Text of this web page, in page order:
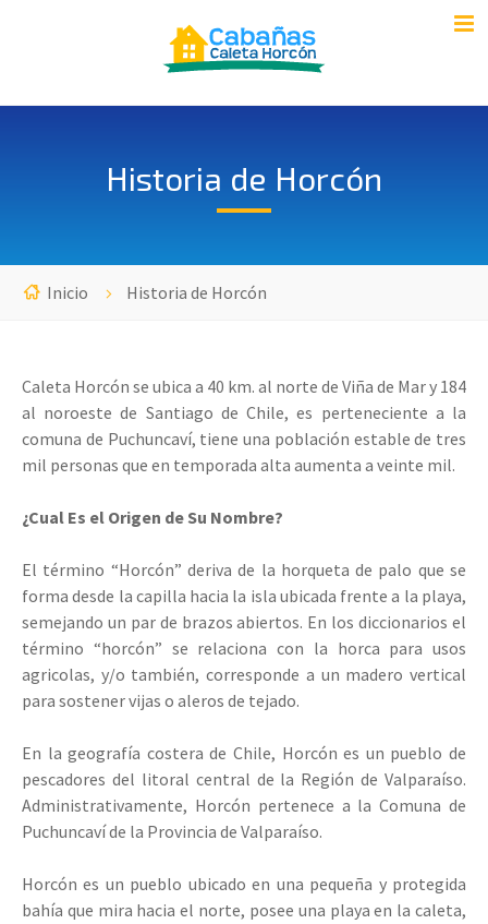
Historia de Horcón
Inicio Historia de Horcón
Caleta Horcón se ubica a 40 km. al norte de Viña de Mar y 184
al noroeste de Santiago de Chile, es perteneciente a la
comuna de Puchuncaví, tiene una población estable de tres
mil personas que en temporada alta aumenta a veinte mil.
¿Cual Es el Origen de Su Nombre?
El término “Horcón” deriva de la horqueta de palo que se
forma desde la capilla hacia la isla ubicada frente a la playa,
semejando un par de brazos abiertos. En los diccionarios el
término “horcón” se relaciona con la horca para usos
agricolas, y/o también, corresponde a un madero vertical
para sostener vijas o aleros de tejado.
En la geografía costera de Chile, Horcón es un pueblo de
pescadores del litoral central de la Región de Valparaíso.
Administrativamente, Horcón pertenece a la Comuna de
Puchuncaví de la Provincia de Valparaíso.
Horcón es un pueblo ubicado en una pequeña y protegida
bahía que mira hacia el norte, posee una playa en la caleta,